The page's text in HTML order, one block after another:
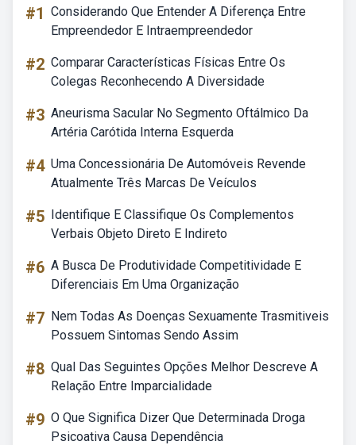
#1 Considerando Que Entender A Diferença Entre
Empreendedor E Intraempreendedor
#2 Comparar Características Físicas Entre Os
Colegas Reconhecendo A Diversidade
#3 Aneurisma Sacular No Segmento Oftálmico Da
Artéria Carótida Interna Esquerda
#4 Uma Concessionária De Automóveis Revende
Atualmente Três Marcas De Veículos
#5 Identifique E Classifique Os Complementos
Verbais Objeto Direto E Indireto
#6 A Busca De Produtividade Competitividade E
Diferenciais Em Uma Organização
#7 Nem Todas As Doenças Sexuamente Trasmitiveis
Possuem Sintomas Sendo Assim
#8 Qual Das Seguintes Opções Melhor Descreve A
Relação Entre Imparcialidade
#9 O Que Significa Dizer Que Determinada Droga
Psicoativa Causa Dependência